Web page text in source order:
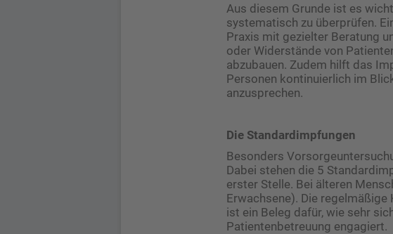
Aus diesem Grunde ist es
systematisch zu überprüfen.
Praxis mit gezielter Beratung
oder Widerstände von
abzubauen. Zudem hilft das
Personen kontinuierlich im
anzusprechen.
Die Standardimpfungen
Besonders
Dabei stehen die 5
erster Stelle. Bei älteren
Erwachsene). Die
ist ein Beleg dafür, wie sehr
Patientenbetreuung engagiert.